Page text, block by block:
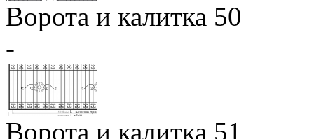
Ворота и калитка 50
-
Ворота и калитка 51